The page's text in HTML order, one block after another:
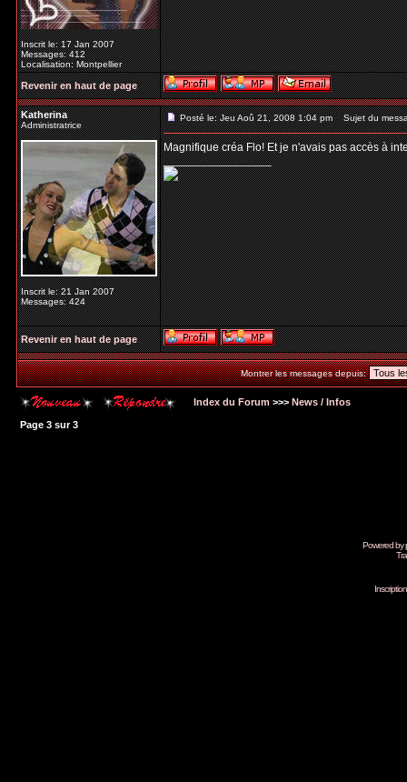
Inscrit le: 17 Jan 2007
Messages: 412
Localisation: Montpellier
Revenir en haut de page
Katherina
Administratrice
Inscrit le: 21 Jan 2007
Messages: 424
Posté le: Jeu Aoû 21, 2008 1:04 pm Sujet du
Magnifique créa Flo! Et je n'avais pas accès à
_________________
Revenir en haut de page
Montrer les messages depuis:
Index du Forum >>> News / Infos
Page 3 sur3
Powered by